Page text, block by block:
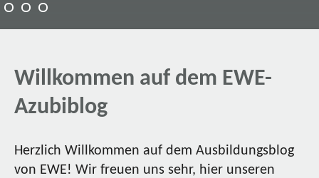
Willkommen auf dem EWE-
Azubiblog
Herzlich Willkommen auf dem Ausbildungsblog
von EWE! Wir freuen uns sehr, hier unseren